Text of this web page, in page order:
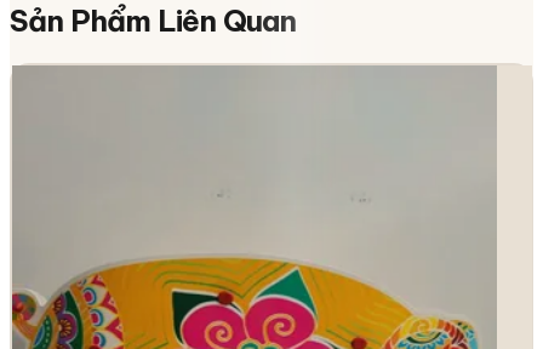
Sản Phẩm Liên Quan